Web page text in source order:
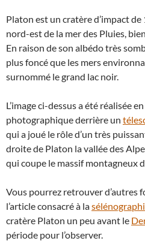
Platon est un cratère d’impact
nord-est de la mer des Pluies,
En raison de son albédo très
plus foncé que les mers
surnommé le grand lac noir.
L’image ci-dessus a été réalisée
photographique derrière un
qui a joué le rôle d’un très
droite de Platon la vallée des
qui coupe le massif montagneux
Vous pourrez retrouver d’autres
l’article consacré à la
cratère Platon un peu avant le
période pour l’observer.